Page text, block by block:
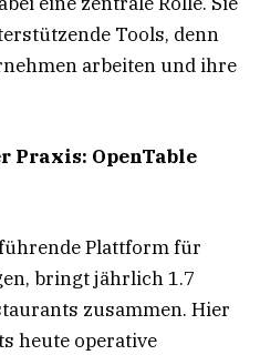
Tools, denn
arbeiten und ihre
Praxis: OpenTable
Plattform für
bringt jährlich 1.7
zusammen. Hier
heute operative